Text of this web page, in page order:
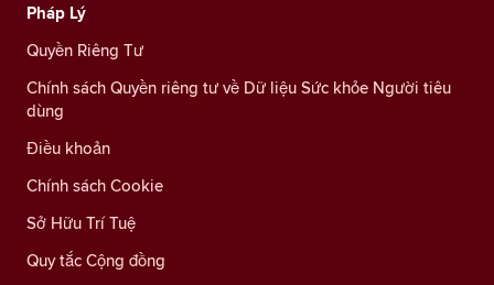
Pháp Lý
Quyền Riêng Tư
Chính sách Quyền riêng tư về Dữ liệu Sức khỏe Người tiêu
dùng
Điều khoản
Chính sách Cookie
Sở Hữu Trí Tuệ
Quy tắc Cộng đồng